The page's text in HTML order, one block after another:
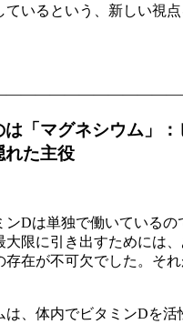
ているという、新しい視
は「マグネシウム」
れた主役
ンDは単独で働いているの
大限に引き出すためには
存在が不可欠でした。それ
は、体内でビタミンDを